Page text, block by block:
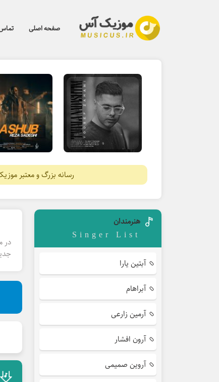
صفحه اصلی
رسانه بزرگ و معتبر
در
هنرمندان
Singer List
آبتین یارا
آبراهام
آرمین زارعی
آرون افشار
آروین صمیمی